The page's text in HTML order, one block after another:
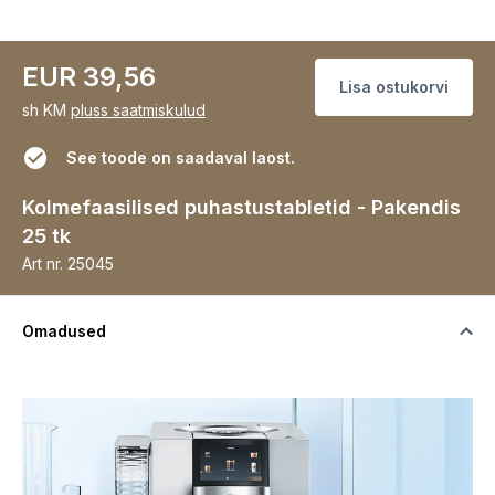
EUR 39,56
sh KM pluss saatmiskulud
Lisa ostukorvi
See toode on saadaval laost.
Kolmefaasilised puhastustabletid - Pakendis
25 tk
Art nr. 25045
Omadused